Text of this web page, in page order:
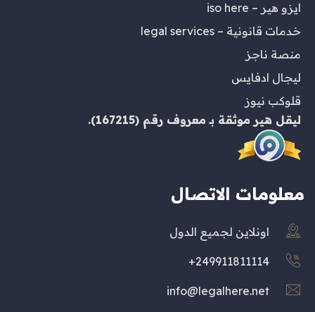
ايزو هير – iso here
خدمات قانونية – legal services
منصة ناجز
ليجال ادفايس
قلوكب نيوز
ليقل هير موثقة بـ معروف رقم (167215).
معلومات الاتصال
اونلاين لجميع الدول
249911811114+
info@legalhere.net